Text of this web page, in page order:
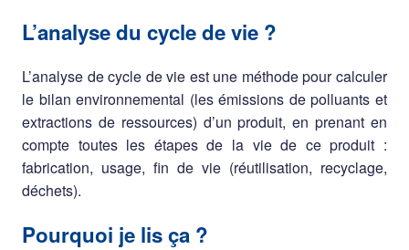
L’analyse du cycle de vie ?
L’analyse de cycle de vie est une méthode pour calculer
le bilan environnemental (les émissions de polluants et
extractions de ressources) d’un produit, en prenant en
compte toutes les étapes de la vie de ce produit :
fabrication, usage, fin de vie (réutilisation, recyclage,
déchets).
Pourquoi je lis ça ?